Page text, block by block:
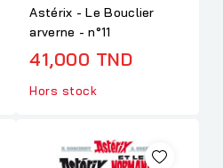
Astérix - Le Bouclier
arverne - n°11
41,000 TND
Hors stock